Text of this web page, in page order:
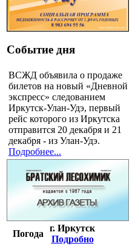
Событие дня
ВСЖД объявила о продаже
билетов на новый «Дневной
экспресс» следованием
Иркутск-Улан-Удэ, первый
рейс которого из Иркутска
отправится 20 декабря и 21
декабря - из Улан-Удэ.
Подробнее...
Погода
г. Иркутск
Подробно